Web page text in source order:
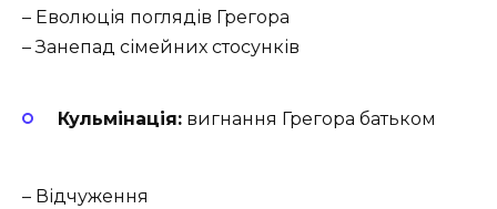
– Еволюція поглядів Грегора
– Занепад сімейних стосунків
Кульмінація: вигнання Грегора батьком
– Відчуження